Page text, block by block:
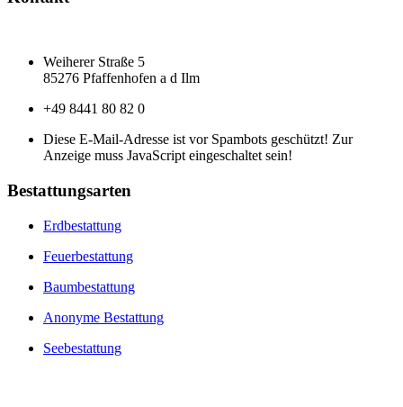
Weiherer Straße 5
85276 Pfaffenhofen a d Ilm
+49 8441 80 82 0
Diese E-Mail-Adresse ist vor Spambots geschützt! Zur
Anzeige muss JavaScript eingeschaltet sein!
Bestattungsarten
Erdbestattung
Feuerbestattung
Baumbestattung
Anonyme Bestattung
Seebestattung